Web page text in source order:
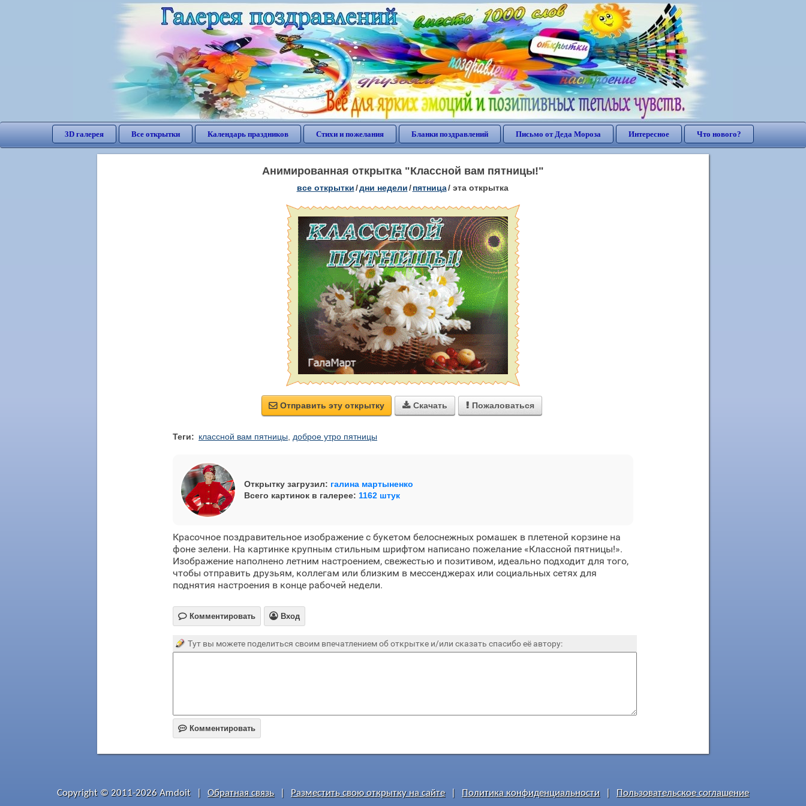
3D галерея Все открытки Календарь праздников Стихи и пожелания Бланки поздравлений Письмо от Деда Мороза Интересное Что нового?
Анимированная открытка "Классной вам пятницы!"
все открытки/дни недели/ пятница/ эта открытка
 Отправить эту открытку  Скачать  Пожаловаться
Теги: классной вам пятницы доброе утро пятницы
Открытку загрузил: галина мартыненко
Всего картинок в галерее: 1162 штук
Красочное поздравительное изображение с букетом белоснежных ромашек в плетеной корзине на
фоне зелени. На картинке крупным стильным шрифтом написано пожелание «Классной пятницы!».
Изображение наполнено летним настроением, свежестью и позитивом, идеально подходит для того,
чтобы отправить друзьям, коллегам или близким в мессенджерах или социальных сетях для
поднятия настроения в конце рабочей недели.
 Комментировать  Вход
Тут вы можете поделиться своим впечатлением об открытке и/или сказать спасибо её автору:
 Комментировать
Copyright © 2011-2026 Amdoit Обратная связь Разместить свою открытку на сайте Политика конфиденциальности Пользовательское соглашение